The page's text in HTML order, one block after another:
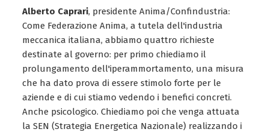
Alberto Caprari, presidente Anima/Confindustria:
Come Federazione Anima, a tutela dell'industria
meccanica italiana, abbiamo quattro richieste
destinate al governo: per primo chiediamo il
prolungamento dell'iperammortamento, una misura
che ha dato prova di essere stimolo forte per le
aziende e di cui stiamo vedendo i benefici concreti.
Anche psicologico. Chiediamo poi che venga attuata
la SEN (Strategia Energetica Nazionale) realizzando i